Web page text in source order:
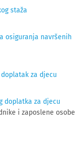
staža
osiguranja navršenih
za djecu
doplatka za djecu
i zaposlene osobe